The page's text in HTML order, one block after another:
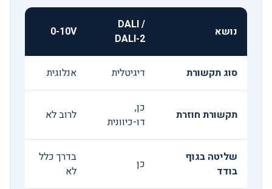
נושא
DALI /
DALI-2
0-10V
סוג תקשורת דיגיטלית אנלוגית
תקשורת חוזרת
כן,
דו-כיוונית
לרוב לא
שליטה בגוף
בודד
כן
בדרך כלל
לא